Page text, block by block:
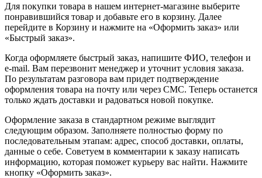
Для покупки товара в нашем интернет-магазине выберите
понравившийся товар и добавьте его в корзину. Далее
перейдите в Корзину и нажмите на «Оформить заказ» или
«Быстрый заказ».
Когда оформляете быстрый заказ, напишите ФИО, телефон и
e-mail. Вам перезвонит менеджер и уточнит условия заказа.
По результатам разговора вам придет подтверждение
оформления товара на почту или через СМС. Теперь останется
только ждать доставки и радоваться новой покупке.
Оформление заказа в стандартном режиме выглядит
следующим образом. Заполняете полностью форму по
последовательным этапам: адрес, способ доставки, оплаты,
данные о себе. Советуем в комментарии к заказу написать
информацию, которая поможет курьеру вас найти. Нажмите
кнопку «Оформить заказ».